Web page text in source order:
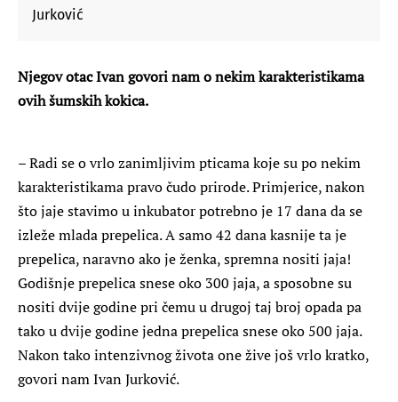
Jurković
Njegov otac Ivan govori nam o nekim karakteristikama
ovih šumskih kokica.
– Radi se o vrlo zanimljivim pticama koje su po nekim
karakteristikama pravo čudo prirode. Primjerice, nakon
što jaje stavimo u inkubator potrebno je 17 dana da se
izleže mlada prepelica. A samo 42 dana kasnije ta je
prepelica, naravno ako je ženka, spremna nositi jaja!
Godišnje prepelica snese oko 300 jaja, a sposobne su
nositi dvije godine pri čemu u drugoj taj broj opada pa
tako u dvije godine jedna prepelica snese oko 500 jaja.
Nakon tako intenzivnog života one žive još vrlo kratko,
govori nam Ivan Jurković.